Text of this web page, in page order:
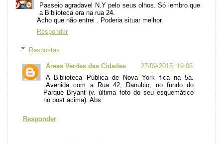
Passeio agradavel N.Y pelo seus olhos. Só lembro que
a Biblioteca era na rua 24.
Acho que não entrei . Poderia situar melhor
Responder
Respostas
Áreas Verdes das Cidades
27/09/2015, 19:06
A Biblioteca Pública de Nova York fica na 5a.
Avenida com a Rua 42, Danubio, no fundo do
Parque Bryant (v. última foto do seu esquemático
no post acima). Abs
Responder